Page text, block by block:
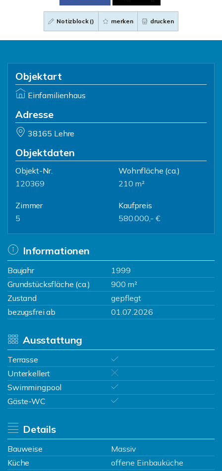
Notizblock () merken drucken
Objektart
Einfamilienhaus
Adresse
38165 Lehre
Objektdaten
Objekt-Nr.
120369
Wohnfläche (ca.)
210 m²
Zimmer
5
Kaufpreis
580.000,- €
Informationen
Baujahr
1999
Grundstücksfläche (ca.)
900 m²
Zustand
gepflegt
bezugsfrei ab
01.07.2026
Ausstattung
Terrasse
Unterkellert
Swimmingpool
Gäste-WC
Details
Bauweise
Massiv
Küche
offene Einbauküche